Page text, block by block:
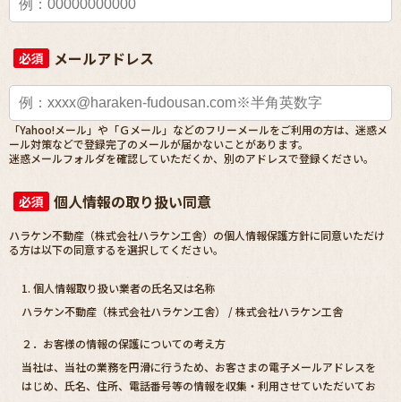
必須 メールアドレス
「Yahoo!メール」や「Ｇメール」などのフリーメールをご利用の方は、迷惑メ
ール対策などで登録完了のメールが届かないことがあります。
迷惑メールフォルダを確認していただくか、別のアドレスで登録ください。
必須 個人情報の取り扱い同意
ハラケン不動産（株式会社ハラケン工舎）の個人情報保護方針に同意いただけ
る方は以下の同意するを選択してください。
1. 個人情報取り扱い業者の氏名又は名称
ハラケン不動産（株式会社ハラケン工舎） / 株式会社ハラケン工舎
２．お客様の情報の保護についての考え方
当社は、当社の業務を円滑に行うため、お客さまの電子メールアドレスを
はじめ、氏名、住所、電話番号等の情報を収集・利用させていただいてお